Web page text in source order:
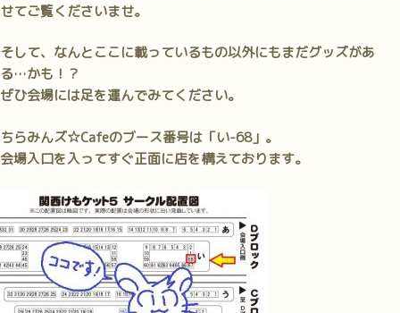
せてご覧くださいませ。
そして、なんとここに載っているもの以外にもまだグッズがあ
る…かも！？
ぜひ会場には足を運んでみてください。
ちらみんズ☆Cafeのブース番号は「い-68」。
会場入口を入ってすぐ正面に店を構えております。